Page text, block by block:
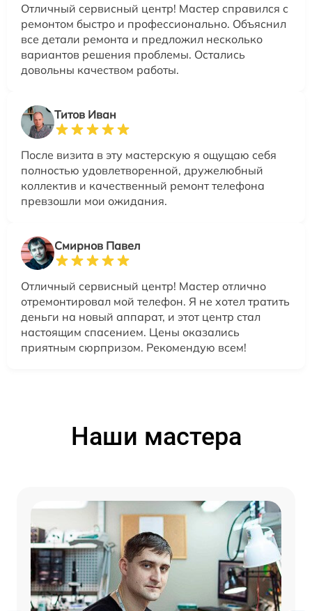
Отличный сервисный центр! Мастер справился с
ремонтом быстро и профессионально. Объяснил
все детали ремонта и предложил несколько
вариантов решения проблемы. Остались
довольны качеством работы.
Титов Иван
После визита в эту мастерскую я ощущаю себя
полностью удовлетворенной, дружелюбный
коллектив и качественный ремонт телефона
превзошли мои ожидания.
Смирнов Павел
Отличный сервисный центр! Мастер отлично
отремонтировал мой телефон. Я не хотел тратить
деньги на новый аппарат, и этот центр стал
настоящим спасением. Цены оказались
приятным сюрпризом. Рекомендую всем!
Наши мастера